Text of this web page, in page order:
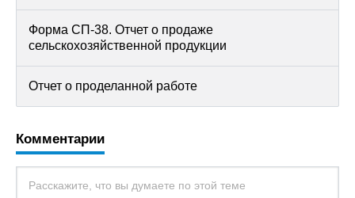
Форма СП-38. Отчет о продаже
сельскохозяйственной продукции
Отчет о проделанной работе
Комментарии